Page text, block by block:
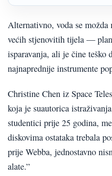
Alternativno, voda se
većih stjenovitih tijela —
isparavanja, ali je čine teško
najnaprednije instrumente
Christine Chen iz Space
koja je suautorica
studentici prije 25 godina,
diskovima ostataka trebala
prije Webba, jednostavno
alate.”